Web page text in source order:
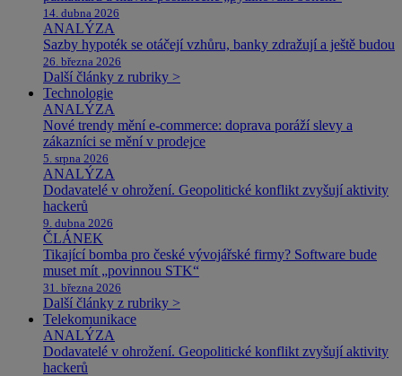
14. dubna 2026
ANALÝZA
Sazby hypoték se otáčejí vzhůru, banky zdražují a ještě budou
26. března 2026
Další články z rubriky >
Technologie
ANALÝZA
Nové trendy mění e-commerce: doprava poráží slevy a
zákazníci se mění v prodejce
5. srpna 2026
ANALÝZA
Dodavatelé v ohrožení. Geopolitické konflikt zvyšují aktivity
hackerů
9. dubna 2026
ČLÁNEK
Tikající bomba pro české vývojářské firmy? Software bude
muset mít „povinnou STK“
31. března 2026
Další články z rubriky >
Telekomunikace
ANALÝZA
Dodavatelé v ohrožení. Geopolitické konflikt zvyšují aktivity
hackerů